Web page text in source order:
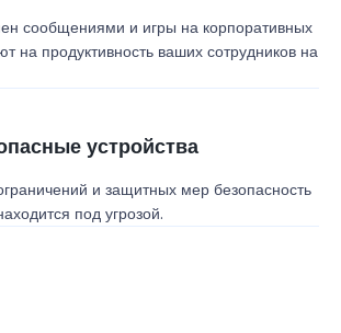
сообщениями и игры на корпоративных
на продуктивность ваших сотрудников на
устройства
и защитных мер безопасность
под угрозой.